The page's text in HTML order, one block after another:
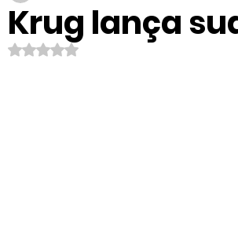
Krug lança
Avaliado com NaN de 5 estrelas.